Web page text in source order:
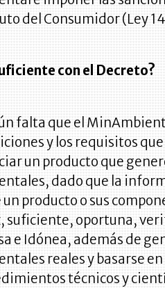
del Consumidor (Ley
con el Decreto?
falta que el
y los requisitos
un producto que
dado que la
un producto o sus
suficiente, oportuna,
e Idónea, además de
reales y basarse
técnicos y